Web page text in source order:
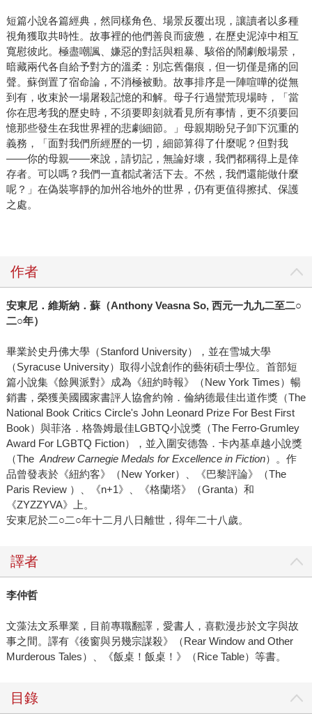
短篇小說各篇經典，然同樣角色、場景反覆出現，讓讀者以多種
視角獲取共時性。故事裡的他們善良而疲憊，在歷史泥淖中相互
寬慰彼此。極盡嘲諷、嫌惡的對話與粗暴、駭俗的鬧劇般場景，
暗藏兩代各自給予對方的溫柔：別忘舊傷痕，但一切僅是痛的回
聲。蘇倒置了宿命論，不消極被動。故事排序是一陣喧嘩的從無
到有，收束於一場屠殺記憶的和解。母子行過蠻荒現場時，「當
你在思考我的歷史時，不須要即刻就看見所有事情，更不須要回
憶那些發生在我世界裡的悲劇細節。」母親期盼兒子卸下沉重的
義務，「面對我們所經歷的一切，細節算得了什麼呢？但對我
——你的母親——來說，請切記，無論好壞，我們都稱得上是倖
存者。可以嗎？我們一直都試著活下去。不然，我們還能做什麼
呢？」在偽裝寧靜的加州谷地外的世界，仍有更值得擦拭、保護
之處。
作者
安東尼．維斯納．蘇（Anthony Veasna So, 西元一九九二至二○
二○年）
畢業於史丹佛大學（Stanford University），並在雪城大學
（Syracuse University）取得小說創作的藝術碩士學位。首部短
篇小說集《餘興派對》成為《紐約時報》（New York Times）暢
銷書，榮獲美國國家書評人協會約翰．倫納德最佳出道作獎（The
National Book Critics Circle's John Leonard Prize For Best First
Book）與菲洛．格魯姆最佳LGBTQ小說獎（The Ferro-Grumley
Award For LGBTQ Fiction），並入圍安德魯．卡內基卓越小說獎
（The Andrew Carnegie Medals for Excellence in Fiction）。作
品曾發表於《紐約客》（New Yorker）、《巴黎評論》（The
Paris Review ）、《n+1》、《格蘭塔》（Granta）和
《ZYZZYVA》上。
安東尼於二○二○年十二月八日離世，得年二十八歲。
譯者
李仲哲
文藻法文系畢業，目前專職翻譯，愛書人，喜歡漫步於文字與故
事之間。譯有《後窗與另幾宗謀殺》（Rear Window and Other
Murderous Tales）、《飯桌！飯桌！》（Rice Table）等書。
目錄